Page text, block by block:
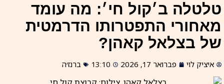
טלטלה ב׳קול חי׳: מה עומד
מאחורי התפטרותו הדרמטית
של בצלאל קאהן?
איציק לוי פברואר 17, 2026 13:10 ברנז׳ה